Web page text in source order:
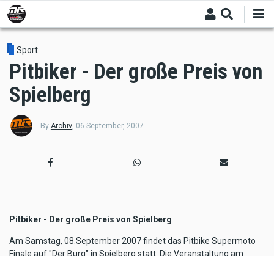
Skip
to
main
content
Sport
Pitbiker - Der große Preis von
Spielberg
By Archiv, 06 September, 2007
Pitbiker - Der große Preis von Spielberg
Am Samstag, 08.September 2007 findet das Pitbike Supermoto
Finale auf "Der Burg" in Spielberg statt. Die Veranstaltung am